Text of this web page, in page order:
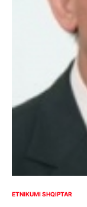
ETNIKUMI SHQIPTAR